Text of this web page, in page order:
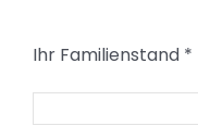
Ihr Familienstand *